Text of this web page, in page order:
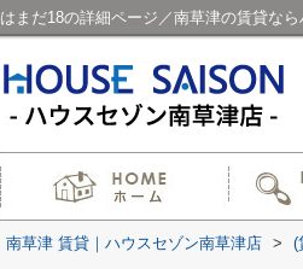
はまだ18の詳細ページ／南草津の賃貸な
南草津 賃貸｜ハウスセゾン南草津店 > (